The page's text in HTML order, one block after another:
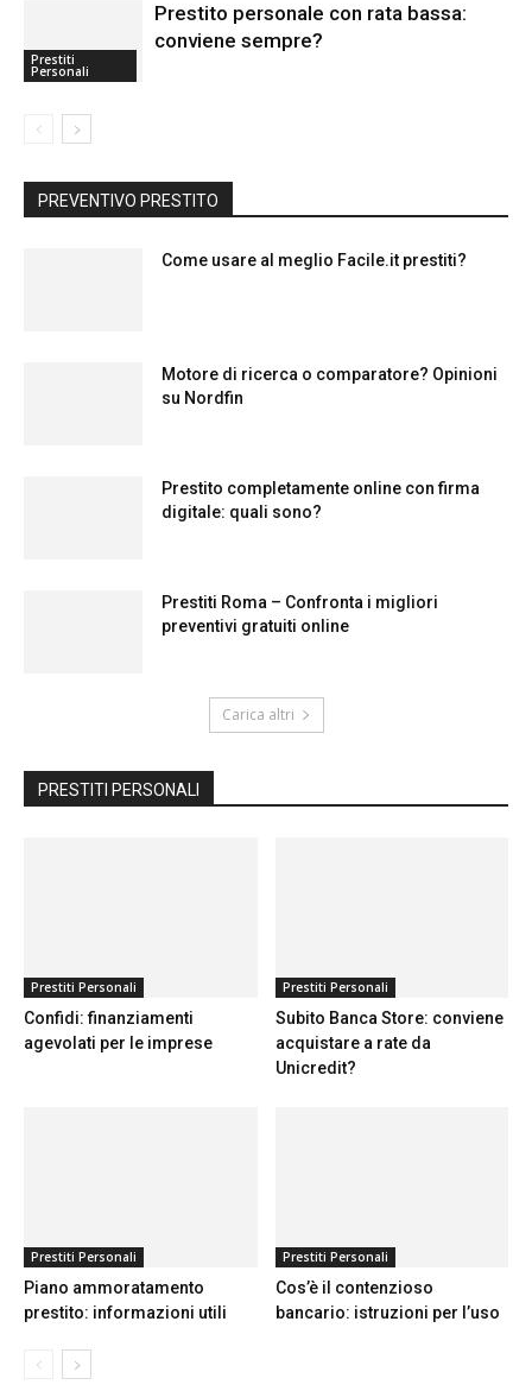
Prestiti
Personali
Prestito personale con rata bassa:
conviene sempre?
PREVENTIVO PRESTITO
Come usare al meglio Facile.it prestiti?
Motore di ricerca o comparatore? Opinioni
su Nordfin
Prestito completamente online con firma
digitale: quali sono?
Prestiti Roma – Confronta i migliori
preventivi gratuiti online
Carica altri
PRESTITI PERSONALI
Prestiti Personali
Confidi: finanziamenti
agevolati per le imprese
Prestiti Personali
Subito Banca Store: conviene
acquistare a rate da
Unicredit?
Prestiti Personali
Piano ammoratamento
prestito: informazioni utili
Prestiti Personali
Cos’è il contenzioso
bancario: istruzioni per l’uso